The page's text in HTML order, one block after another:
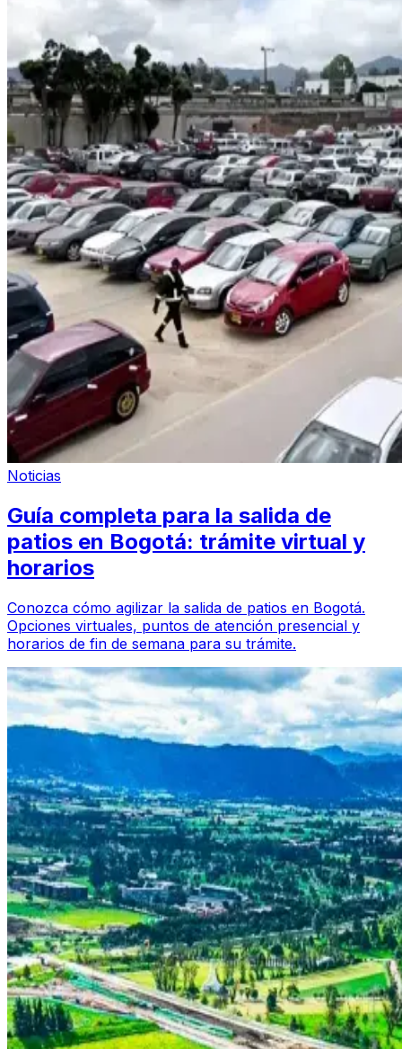
Noticias
Guía completa para la salida de
patios en Bogotá: trámite virtual y
horarios
Conozca cómo agilizar la salida de patios en Bogotá.
Opciones virtuales, puntos de atención presencial y
horarios de fin de semana para su trámite.